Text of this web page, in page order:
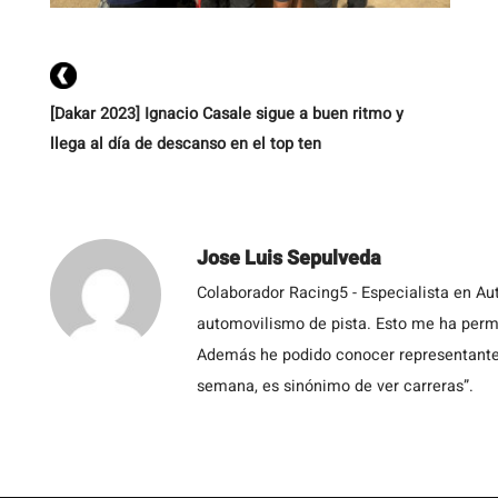
[Dakar 2023] Ignacio Casale sigue a buen ritmo y
llega al día de descanso en el top ten
Jose Luis Sepulveda
Colaborador Racing5 - Especialista en
automovilismo de pista. Esto me ha
Además he podido conocer
semana, es sinónimo de ver carreras”.